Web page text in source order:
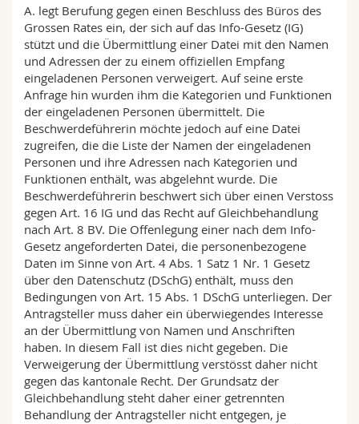
Interfakultär
Doktorierende
Vorlesungsverzeichnis
MyUnifr
A. legt Berufung gegen einen Beschluss des Büros des
Grossen Rates ein, der sich auf das Info-Gesetz (IG)
stützt und die Übermittlung einer Datei mit den Namen
und Adressen der zu einem offiziellen Empfang
eingeladenen Personen verweigert. Auf seine erste
Anfrage hin wurden ihm die Kategorien und Funktionen
der eingeladenen Personen übermittelt. Die
Beschwerdeführerin möchte jedoch auf eine Datei
zugreifen, die die Liste der Namen der eingeladenen
Personen und ihre Adressen nach Kategorien und
Funktionen enthält, was abgelehnt wurde. Die
Beschwerdeführerin beschwert sich über einen Verstoss
gegen Art. 16 IG und das Recht auf Gleichbehandlung
nach Art. 8 BV. Die Offenlegung einer nach dem Info-
Gesetz angeforderten Datei, die personenbezogene
Daten im Sinne von Art. 4 Abs. 1 Satz 1 Nr. 1 Gesetz
über den Datenschutz (DSchG) enthält, muss den
Bedingungen von Art. 15 Abs. 1 DSchG unterliegen. Der
Antragsteller muss daher ein überwiegendes Interesse
an der Übermittlung von Namen und Anschriften
haben. In diesem Fall ist dies nicht gegeben. Die
Verweigerung der Übermittlung verstösst daher nicht
gegen das kantonale Recht. Der Grundsatz der
Gleichbehandlung steht daher einer getrennten
Behandlung der Antragsteller nicht entgegen, je